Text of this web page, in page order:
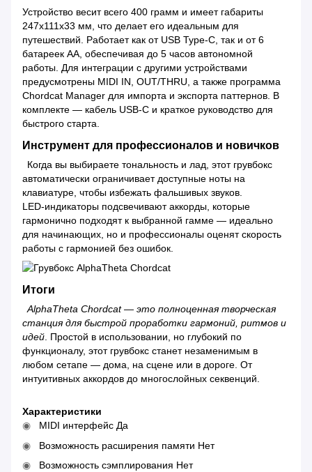
Устройство весит всего 400 грамм и имеет габариты
247x111x33 мм, что делает его идеальным для
путешествий. Работает как от USB Type-C, так и от 6
батареек AA, обеспечивая до 5 часов автономной
работы. Для интеграции с другими устройствами
предусмотрены MIDI IN, OUT/THRU, а также программа
Chordcat Manager для импорта и экспорта паттернов. В
комплекте — кабель USB-C и краткое руководство для
быстрого старта.
Инструмент для профессионалов и новичков
Когда вы выбираете тональность и лад, этот грувбокс
автоматически ограничивает доступные ноты на
клавиатуре, чтобы избежать фальшивых звуков.
LED‑индикаторы подсвечивают аккорды, которые
гармонично подходят к выбранной гамме — идеально
для начинающих, но и профессионалы оценят скорость
работы с гармонией без ошибок.
Итоги
AlphaTheta Chordcat — это полноценная творческая
станция для быстрой проработки гармоний, ритмов и
идей. Простой в использовании, но глубокий по
функционалу, этот грувбокс станет незаменимым в
любом сетапе — дома, на сцене или в дороге. От
интуитивных аккордов до многослойных секвенций.
Характеристики
MIDI интерфейс Да
Возможность расширения памяти Нет
Возможность сэмплирования Нет